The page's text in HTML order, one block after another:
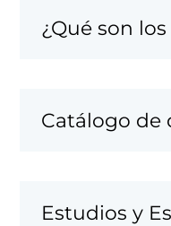
¿Qué son
Catálogo de
Estudios y